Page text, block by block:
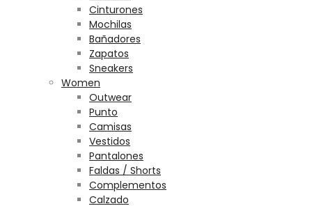
Cinturones
Mochilas
Bañadores
Zapatos
Sneakers
Women
Outwear
Punto
Camisas
Vestidos
Pantalones
Faldas / Shorts
Complementos
Calzado